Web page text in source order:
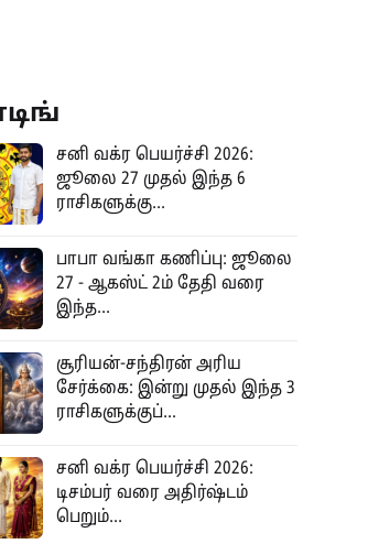
சனி வக்ர பெயர்ச்சி 2026:
ஜூலை 27 முதல் இந்த 6
ராசிகளுக்கு...
பாபா வங்கா கணிப்பு: ஜூலை
27 - ஆகஸ்ட் 2ம் தேதி வரை
இந்த...
சூரியன்-சந்திரன் அரிய
சேர்க்கை: இன்று முதல் இந்த 3
ராசிகளுக்குப்...
சனி வக்ர பெயர்ச்சி 2026:
டிசம்பர் வரை அதிர்ஷ்டம்
பெறும்...